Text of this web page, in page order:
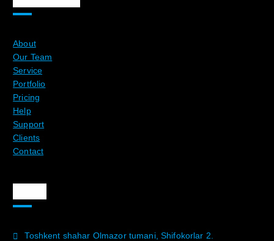
About
Our Team
Service
Portfolio
Pricing
Help
Support
Clients
Contact
Toshkent shahar Olmazor tumani, Shifokorlar 2.